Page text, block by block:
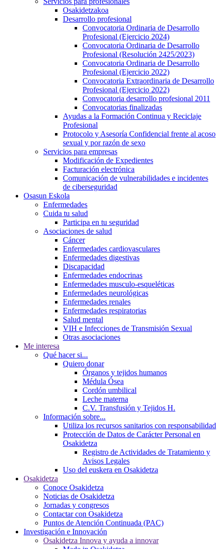
Osakidetzakoa
Desarrollo profesional
Convocatoria Ordinaria de Desarrollo
Profesional (Ejercicio 2024)
Convocatoria Ordinaria de Desarrollo
Profesional (Resolución 2425/2023)
Convocatoria Ordinaria de Desarrollo
Profesional (Ejercicio 2022)
Convocatoria Extraordinaria de Desarrollo
Profesional (Ejercicio 2022)
Convocatoria desarrollo profesional 2011
Convocatorias finalizadas
Ayudas a la Formación Continua y Reciclaje
Profesional
Protocolo y Asesoría Confidencial frente al acoso
sexual y por razón de sexo
Servicios para empresas
Modificación de Expedientes
Facturación electrónica
Comunicación de vulnerabilidades e incidentes
de ciberseguridad
Osasun Eskola
Enfermedades
Cuida tu salud
Participa en tu seguridad
Asociaciones de salud
Cáncer
Enfermedades cardiovasculares
Enfermedades digestivas
Discapacidad
Enfermedades endocrinas
Enfermedades musculo-esqueléticas
Enfermedades neurológicas
Enfermedades renales
Enfermedades respiratorias
Salud mental
VIH e Infecciones de Transmisión Sexual
Otras asociaciones
Me interesa
Qué hacer si...
Quiero donar
Órganos y tejidos humanos
Médula Ósea
Cordón umbilical
Leche materna
C.V. Transfusión y Tejidos H.
Información sobre...
Utiliza los recursos sanitarios con responsabilidad
Protección de Datos de Carácter Personal en
Osakidetza
Registro de Actividades de Tratamiento y
Avisos Legales
Uso del euskera en Osakidetza
Osakidetza
Conoce Osakidetza
Noticias de Osakidetza
Jornadas y congresos
Contactar con Osakidetza
Puntos de Atención Continuada (PAC)
Investigación e Innovación
Osakidetza Innova y ayuda a innovar